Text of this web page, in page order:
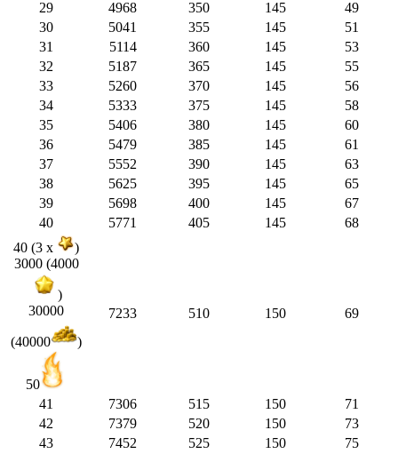
29
4968 350 145
49
30
5041 355 145
51
31
5114 360 145
53
32
5187 365 145
55
33
5260 370 145
56
34
5333 375 145
58
35
5406 380 145
60
36
5479 385 145
61
37
5552 390 145
63
38
5625 395 145
65
39
5698 400 145
67
40
5771 405 145
68
40 (3 x
)
3000 (4000
)
30000
(40000 )
50
7233 510 150 69
41 7306 515 150
71
42
7379 520 150
73
43
7452 525 150
75